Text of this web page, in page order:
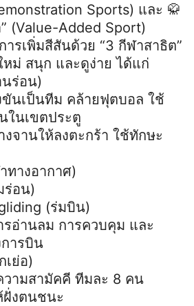
Sports) และ 🥋
(Value-Added Sport)
รเพิ่มสีสันด้วย “3 กีฬาสาธิต”
ม่ สนุก และดูง่าย ได้แก่
นร่อน)
นเป็นทีม คล้ายฟุตบอล ใช้
ในเขตประตู
จานให้ลงตะกร้า ใช้ทักษะ
ทางอากาศ)
ร่อน)
(ร่มบิน)
อ่านลม การควบคุม และ
ารบิน
ย่อ)
วามสามัคคี ทีมละ 8 คน
ฝั่งตนชนะ